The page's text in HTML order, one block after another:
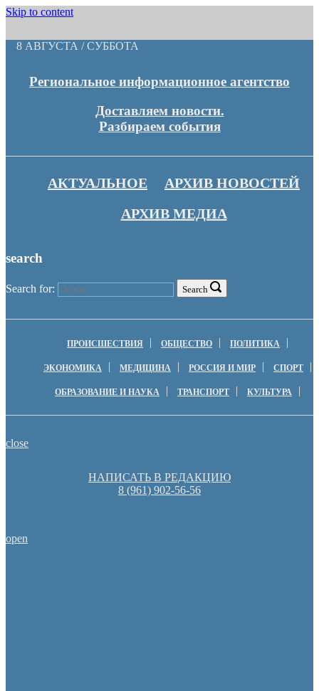
Skip to content
8 АВГУСТА / СУББОТА
Региональное информационное агентство
Доставляем новости.
Разбираем события
АКТУАЛЬНОЕ
АРХИВ НОВОСТЕЙ
АРХИВ МЕДИА
search
Search for: Search
ПРОИСШЕСТВИЯ ОБЩЕСТВО ПОЛИТИКА
ЭКОНОМИКА МЕДИЦИНА РОССИЯ И МИР СПОРТ
ОБРАЗОВАНИЕ И НАУКА ТРАНСПОРТ КУЛЬТУРА
close
НАПИСАТЬ В РЕДАКЦИЮ
8 (961) 902-56-56
open